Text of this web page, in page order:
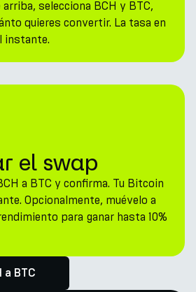
selecciona BCH y BTC,
quieres convertir. La tasa en
instante.
el swap
a BTC y confirma. Tu Bitcoin
Opcionalmente, muévelo a
para ganar hasta 10%
a BTC